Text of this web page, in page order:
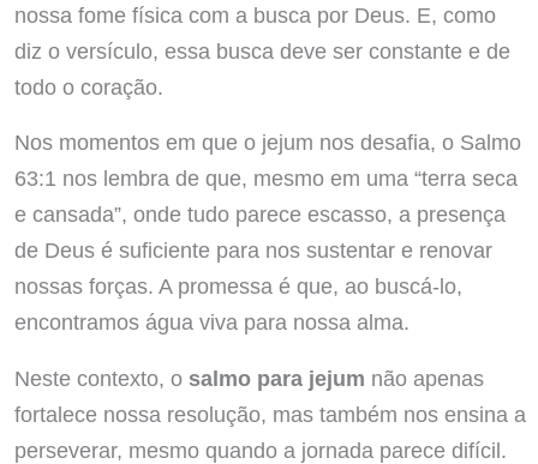
nossa fome física com a busca por Deus. E, como
diz o versículo, essa busca deve ser constante e de
todo o coração.
Nos momentos em que o jejum nos desafia, o Salmo
63:1 nos lembra de que, mesmo em uma “terra seca
e cansada”, onde tudo parece escasso, a presença
de Deus é suficiente para nos sustentar e renovar
nossas forças. A promessa é que, ao buscá-lo,
encontramos água viva para nossa alma.
Neste contexto, o salmo para jejum não apenas
fortalece nossa resolução, mas também nos ensina a
perseverar, mesmo quando a jornada parece difícil.